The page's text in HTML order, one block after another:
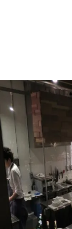
廚來場即興的特別